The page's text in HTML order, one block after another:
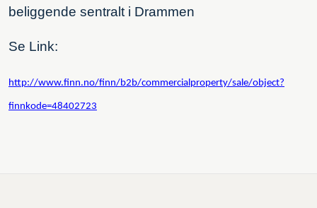
beliggende sentralt i Drammen
Se Link:
http://www.finn.no/finn/b2b/commercialproperty/sale/object?
finnkode=48402723